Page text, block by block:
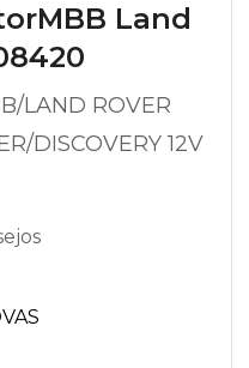
Land
LAND ROVER
DISCOVERY 12V